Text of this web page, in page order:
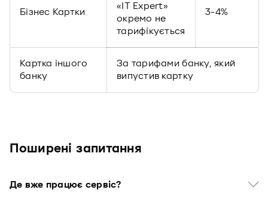
Бізнес Картки
«IT Expert»
окремо не
тарифікується
3-4%
Картка іншого
банку
За тарифами банку, який
випустив картку
Поширені запитання
Де вже працює сервіс?